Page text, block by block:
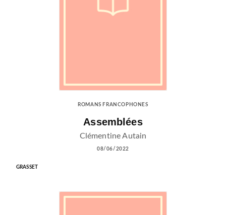
ROMANS FRANCOPHONES
Assemblées
Clémentine Autain
08/06/2022
GRASSET